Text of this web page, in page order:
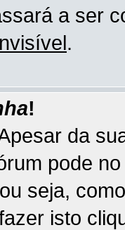
a ser
.
!
da
pode
seja,
isto